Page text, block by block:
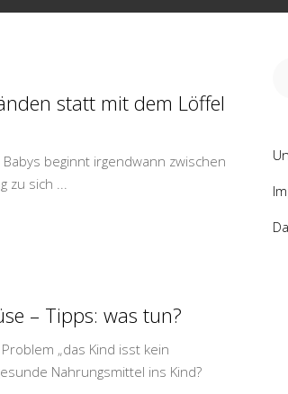
statt mit dem Löffel
beginnt irgendwann zwischen
zu sich ...
– Tipps: was tun?
„das Kind isst kein
Nahrungsmittel ins Kind?